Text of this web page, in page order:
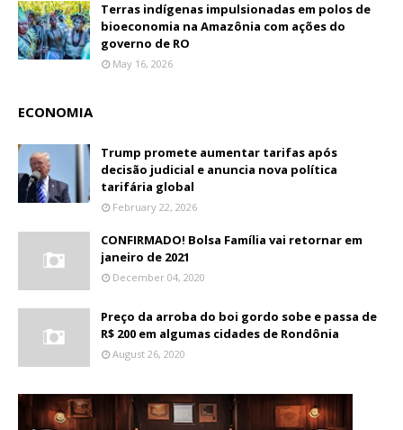
Terras indígenas impulsionadas em polos de
bioeconomia na Amazônia com ações do
governo de RO
May 16, 2026
ECONOMIA
Trump promete aumentar tarifas após
decisão judicial e anuncia nova política
tarifária global
February 22, 2026
CONFIRMADO! Bolsa Família vai retornar em
janeiro de 2021
December 04, 2020
Preço da arroba do boi gordo sobe e passa de
R$ 200 em algumas cidades de Rondônia
August 26, 2020